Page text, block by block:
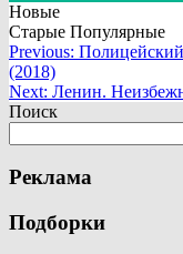
Новые
Старые Популярные
Навигация
по
записям
Previous:
(2018)
Next: Ленин.
Поиск
Реклама
Подборки